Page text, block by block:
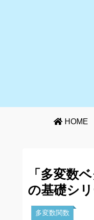
HOME
「多変数
の基礎シ
多変数関数